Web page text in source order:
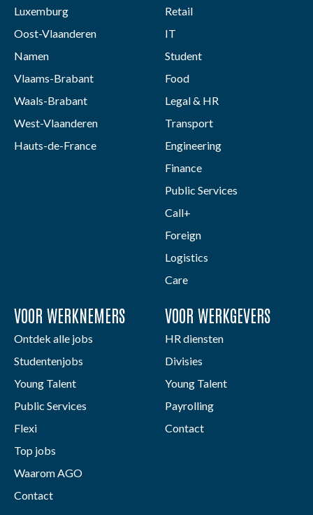
Luxemburg
Oost-Vlaanderen
Namen
Vlaams-Brabant
Waals-Brabant
West-Vlaanderen
Hauts-de-France
Retail
IT
Student
Food
Legal & HR
Transport
Engineering
Finance
Public Services
Call+
Foreign
Logistics
Care
VOOR WERKNEMERS
Ontdek alle jobs
Studentenjobs
Young Talent
Public Services
Flexi
Top jobs
Waarom AGO
Contact
VOOR WERKGEVERS
HR diensten
Divisies
Young Talent
Payrolling
Contact